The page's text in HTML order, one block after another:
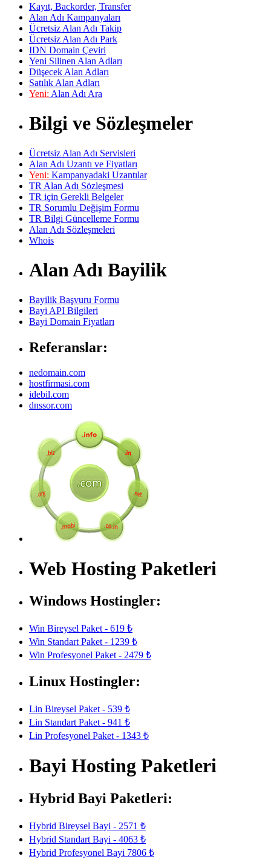
Kayıt, Backorder, Transfer
Alan Adı Kampanyaları
Ücretsiz Alan Adı Takip
Ücretsiz Alan Adı Park
IDN Domain Çeviri
Yeni Silinen Alan Adları
Düşecek Alan Adları
Satılık Alan Adları
Yeni: Alan Adı Ara
Bilgi ve Sözleşmeler
Ücretsiz Alan Adı Servisleri
Alan Adı Uzantı ve Fiyatları
Yeni: Kampanyadaki Uzantılar
TR Alan Adı Sözleşmesi
TR için Gerekli Belgeler
TR Sorumlu Değişim Formu
TR Bilgi Güncelleme Formu
Alan Adı Sözleşmeleri
Whois
Alan Adı Bayilik
Bayilik Başvuru Formu
Bayi API Bilgileri
Bayi Domain Fiyatları
Referanslar:
nedomain.com
hostfirmasi.com
idebil.com
dnssor.com
Web Hosting Paketleri
Windows Hostingler:
Win Bireysel Paket - 619 ₺
Win Standart Paket - 1239 ₺
Win Profesyonel Paket - 2479 ₺
Linux Hostingler:
Lin Bireysel Paket - 539 ₺
Lin Standart Paket - 941 ₺
Lin Profesyonel Paket - 1343 ₺
Bayi Hosting Paketleri
Hybrid Bayi Paketleri:
Hybrid Bireysel Bayi - 2571 ₺
Hybrid Standart Bayi - 4063 ₺
Hybrid Profesyonel Bayi 7806 ₺